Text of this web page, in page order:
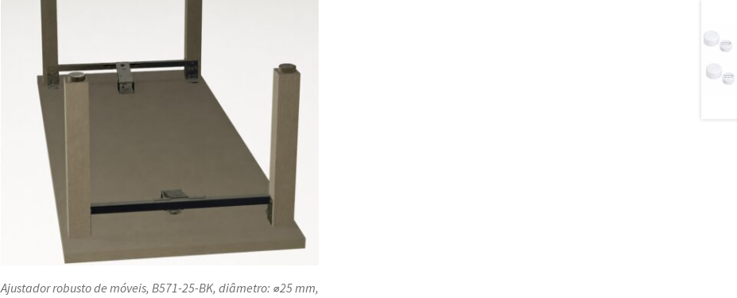
Ajustador robusto de móveis, B571-25-BK, diâmetro: ⌀25 mm,